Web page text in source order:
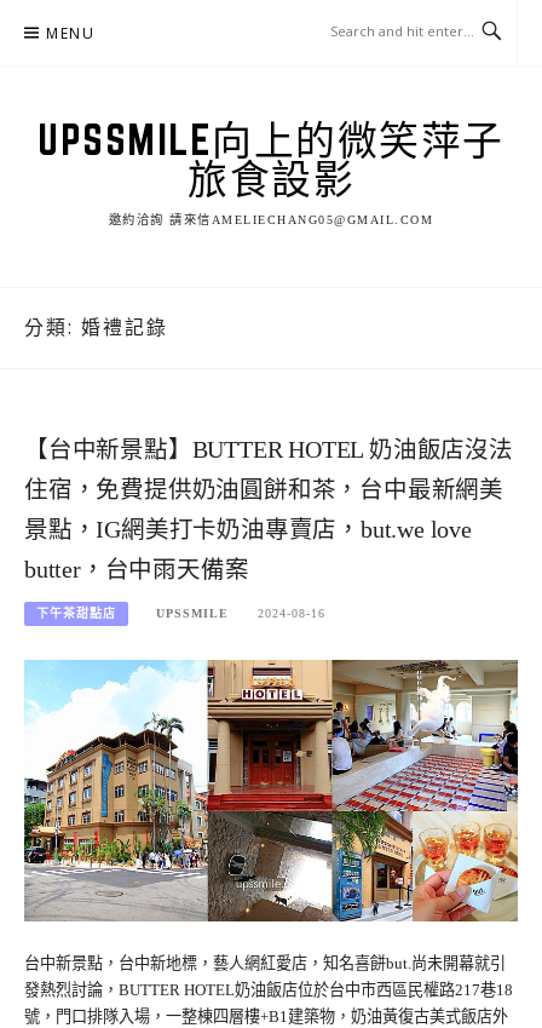
MENU
UPSSMILE向上的微笑萍子
旅食設影
邀約洽詢 請來信AMELIECHANG05@GMAIL.COM
分類: 婚禮記錄
【台中新景點】BUTTER HOTEL 奶油飯店沒法
住宿，免費提供奶油圓餅和茶，台中最新網美
景點，IG網美打卡奶油專賣店，but.we love
butter，台中雨天備案
下午茶甜點店 UPSSMILE 2024-08-16
台中新景點，台中新地標，藝人網紅愛店，知名喜餅but.尚未開幕就引
發熱烈討論，BUTTER HOTEL奶油飯店位於台中市西區民權路217巷18
號，門口排隊入場，一整棟四層樓+B1建築物，奶油黃復古美式飯店外